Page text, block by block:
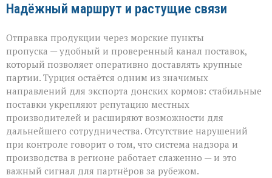
Надёжный маршрут и растущие связи
Отправка продукции через морские пункты
пропуска — удобный и проверенный канал поставок,
который позволяет оперативно доставлять крупные
партии. Турция остаётся одним из значимых
направлений для экспорта донских кормов: стабильные
поставки укрепляют репутацию местных
производителей и расширяют возможности для
дальнейшего сотрудничества. Отсутствие нарушений
при контроле говорит о том, что система надзора и
производства в регионе работает слаженно — и это
важный сигнал для партнёров за рубежом.